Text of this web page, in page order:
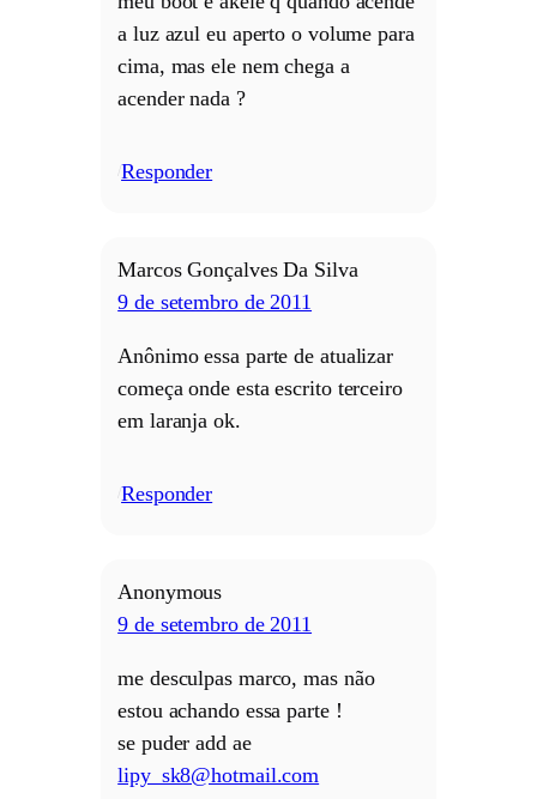
a luz azul eu aperto o volume para
cima, mas ele nem chega a
acender nada ?
Responder
Marcos Gonçalves Da Silva
9 de setembro de 2011
Anônimo essa parte de atualizar
começa onde esta escrito terceiro
em laranja ok.
Responder
Anonymous
9 de setembro de 2011
me desculpas marco, mas não
estou achando essa parte !
se puder add ae
lipy_sk8@hotmail.com